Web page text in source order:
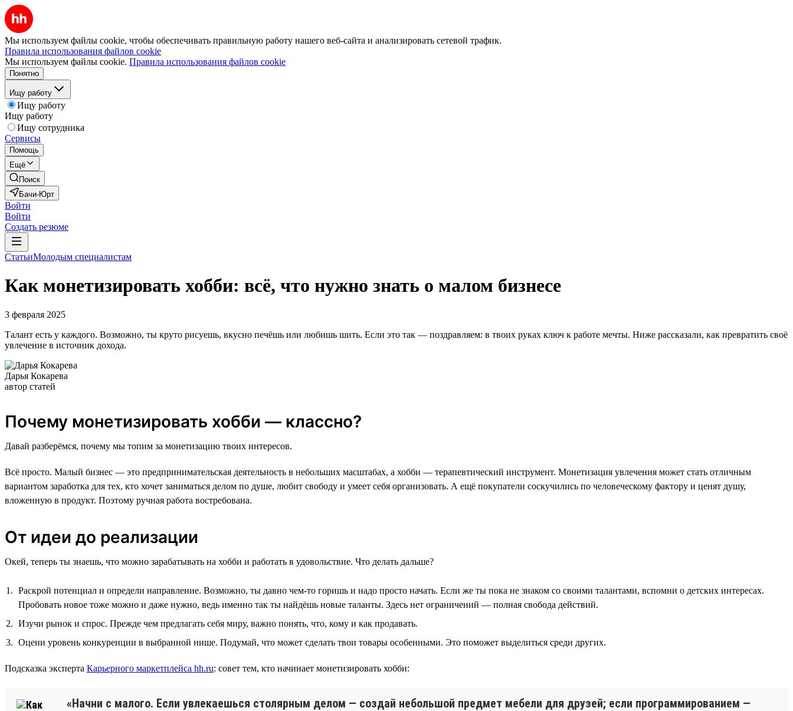
Мы используем файлы cookie, чтобы обеспечивать правильную работу нашего веб-сайта и анализировать сетевой трафик.
Правила использования файлов cookie
Мы используем файлы cookie. Правила использования файлов cookie
Понятно
Ищу работу
Ищу работу
Ищу работу
Ищу сотрудника
Сервисы
Помощь
Ещё
Поиск
Бачи-Юрт
Войти
Войти
Создать резюме
СтатьиМолодым специалистам
Как монетизировать хобби: всё, что нужно знать о малом бизнесе
3 февраля 2025
Талант есть у каждого. Возможно, ты круто рисуешь, вкусно печёшь или любишь шить. Если это так — поздравляем: в твоих руках ключ к работе мечты. Ниже рассказали, как превратить своё
увлечение в источник дохода.
Дарья Кокарева
автор статей
Почему монетизировать хобби — классно?
Давай разберёмся, почему мы топим за монетизацию твоих интересов.
Всё просто. Малый бизнес — это предпринимательская деятельность в небольших масштабах, а хобби — терапевтический инструмент. Монетизация увлечения может стать отличным
вариантом заработка для тех, кто хочет заниматься делом по душе, любит свободу и умеет себя организовать. А ещё покупатели соскучились по человеческому фактору и ценят душу,
вложенную в продукт. Поэтому ручная работа востребована.
От идеи до реализации
Окей, теперь ты знаешь, что можно зарабатывать на хобби и работать в удовольствие. Что делать дальше?
Раскрой потенциал и определи направление. Возможно, ты давно чем-то горишь и надо просто начать. Если же ты пока не знаком со своими талантами, вспомни о детских интересах.
Пробовать новое тоже можно и даже нужно, ведь именно так ты найдёшь новые таланты. Здесь нет ограничений — полная свобода действий.
Изучи рынок и спрос. Прежде чем предлагать себя миру, важно понять, что, кому и как продавать.
Оцени уровень конкуренции в выбранной нише. Подумай, что может сделать твои товары особенными. Это поможет выделиться среди других.
Подсказка эксперта Карьерного маркетплейса hh.ru: совет тем, кто начинает монетизировать хобби:
«Начни с малого. Если увлекаешься столярным делом — создай небольшой предмет мебели для друзей; если программированием —